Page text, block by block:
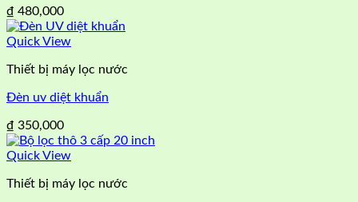
₫ 480,000
Quick View
Thiết bị máy lọc nước
Đèn uv diệt khuẩn
₫ 350,000
Quick View
Thiết bị máy lọc nước